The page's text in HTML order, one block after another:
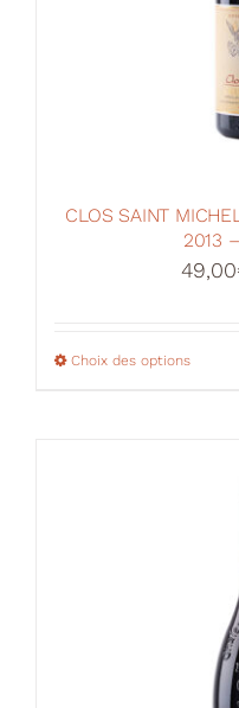
CLOS SAINT
2013
49,00
Choix des optionsCe
page